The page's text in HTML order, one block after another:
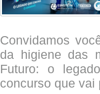
Convidamos
da higiene das
Futuro: o
concurso que vai